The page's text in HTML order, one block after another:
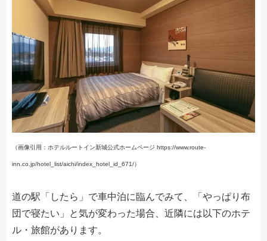
（画像引用：ホテルルートイン新城公式ホームページ https://www.route-
inn.co.jp/hotel_list/aichi/index_hotel_id_671/）
道の駅「したら」で車中泊に臨んでみて、「やっぱり布
団で寝たい」と気が変わった場合、近隣には以下のホテ
ル・旅館があります。